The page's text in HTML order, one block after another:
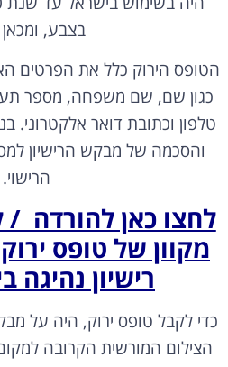
בצבע,
הטופס הירוק כלל את הפרטים
כגון שם, שם משפחה, מספר
טלפון וכתובת דואר
והסכמה של מבקש הרישיון
הרישוי.
לחצו כאן להורדה /
מקוון של טופס
רישיון נהיגה
כדי לקבל טופס ירוק, היה על
הצילום המורשית הקרובה
היה עליו למלא את הטופס,